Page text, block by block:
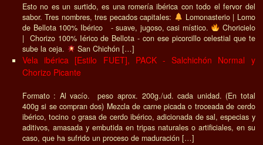
Esto no es un surtido, es una romería ibérica con todo el fervor del
sabor. Tres nombres, tres pecados capitales:
Lomonasterio | Lomo
de Bellota 100% Ibérico - suave, jugoso, casi místico.
Choricielo
| Chorizo 100% Iérico de Bellota - con ese picorcillo celestial que te
sube la ceja.
San Chichón […]
Vela ibérica [Estilo FUET], PACK - Salchichón Normal y
Chorizo Picante
Formato : Al vacío. peso aprox. 200g./ud. cada unidad. (En total
400g si se compran dos) Mezcla de carne picada o troceada de cerdo
ibérico, tocino o grasa de cerdo ibérico, adicionada de sal, especias y
aditivos, amasada y embutida en tripas naturales o artificiales, en su
caso, que ha sufrido un proceso de maduración […]